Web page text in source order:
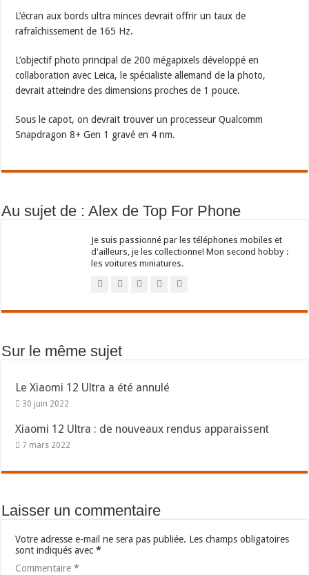
L’écran aux bords ultra minces devrait offrir un taux de
rafraîchissement de 165 Hz.
L’objectif photo principal de 200 mégapixels développé en
collaboration avec Leica, le spécialiste allemand de la photo,
devrait atteindre des dimensions proches de 1 pouce.
Sous le capot, on devrait trouver un processeur Qualcomm
Snapdragon 8+ Gen 1 gravé en 4 nm.
Au sujet de : Alex de Top For Phone
Je suis passionné par les téléphones mobiles et
d'ailleurs, je les collectionne! Mon second hobby :
les voitures miniatures.
Sur le même sujet
Le Xiaomi 12 Ultra a été annulé
30 juin 2022
Xiaomi 12 Ultra : de nouveaux rendus apparaissent
7 mars 2022
Laisser un commentaire
Votre adresse e-mail ne sera pas publiée. Les champs obligatoires
sont indiqués avec*
Commentaire*